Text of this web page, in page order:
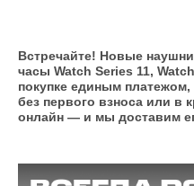
Встречайте! Новые
часы Watch Series 11,
покупке единым
без первого взноса или в
онлайн — и мы доставим